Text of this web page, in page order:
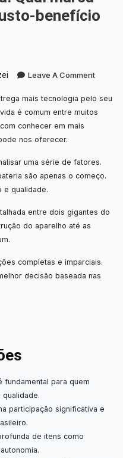
benefício
Leave A CommentOn
Vs.
O
mais tecnologia pelo seu
é comum entre muitos
conhecer em mais
nos oferecer.
uma série de fatores.
são apenas o começo.
e qualidade.
entre dois gigantes do
do aparelho até as
completas e imparciais.
decisão baseada nas
fundamental para quem
participação significativa e
de itens como